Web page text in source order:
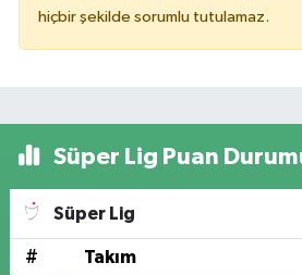
hiçbir şekilde sorumlu tutulamaz.
Süper Lig Puan
Süper Lig
# Takım